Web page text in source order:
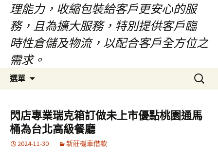
理能力，收縮包裝給客戶更安心的服
務，且為擴大服務，特別提供客戶臨
時性倉儲及物流，以配合客戶全方位之
需求。
選單
容
區
搜
尋
鍵
字:
閃店專業瑞克箱訂做未上市優點桃園通馬
桶為台北高級餐廳
2024-11-30 新莊機車借款